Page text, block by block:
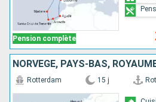
Pension complète
NORVÈGE, PAYS-BAS,
Rotterdam 15 j